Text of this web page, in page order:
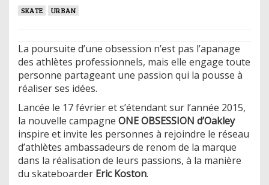
SKATE URBAN
La poursuite d’une obsession n’est pas l’apanage
des athlètes professionnels, mais elle engage toute
personne partageant une passion qui la pousse à
réaliser ses idées.
Lancée le 17 février et s’étendant sur l’année 2015,
la nouvelle campagne ONE OBSESSION d’Oakley
inspire et invite les personnes à rejoindre le réseau
d’athlètes ambassadeurs de renom de la marque
dans la réalisation de leurs passions, à la manière
du skateboarder Eric Koston.